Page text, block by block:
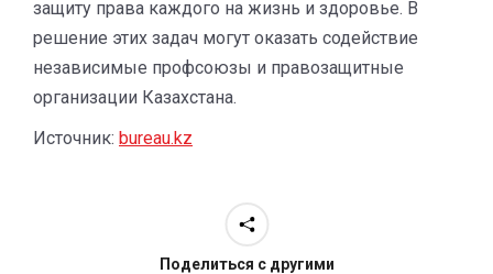
защиту права каждого на жизнь и здоровье. В
решение этих задач могут оказать содействие
независимые профсоюзы и правозащитные
организации Казахстана.
Источник: bureau.kz
Поделиться с другими